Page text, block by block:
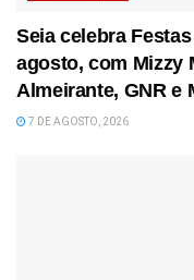
Seia celebra
agosto, com Mizzy
Almeirante, GNR e
7 DE AGOSTO, 2026